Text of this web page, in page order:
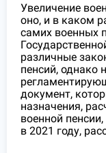
Увеличение
оно, и в каком
самих военных
различные
пенсий, однако
документ,
назначения,
военной
в 2021 году,